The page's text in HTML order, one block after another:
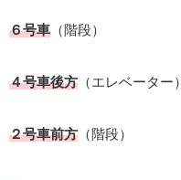
６号車 （階段）
４号車後方 （エレベーター）
２号車前方 （階段）